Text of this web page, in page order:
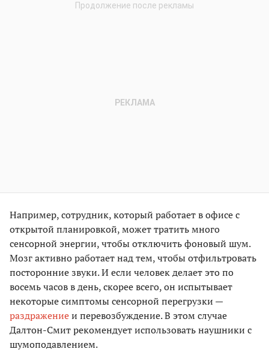
Например, сотрудник, который работает в офисе с
открытой планировкой, может тратить много
сенсорной энергии, чтобы отключить фоновый шум.
Мозг активно работает над тем, чтобы отфильтровать
посторонние звуки. И если человек делает это по
восемь часов в день, скорее всего, он испытывает
некоторые симптомы сенсорной перегрузки —
раздражениеи перевозбуждение. В этом случае
Далтон-Смит рекомендует использовать наушники с
шумоподавлением.